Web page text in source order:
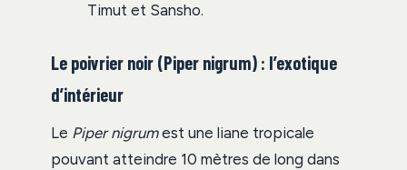
Timut et Sansho.
Le poivrier noir (Piper nigrum) : l’exotique
d’intérieur
Le Piper nigrumest une liane tropicale
pouvant atteindre 10 mètres de long dans